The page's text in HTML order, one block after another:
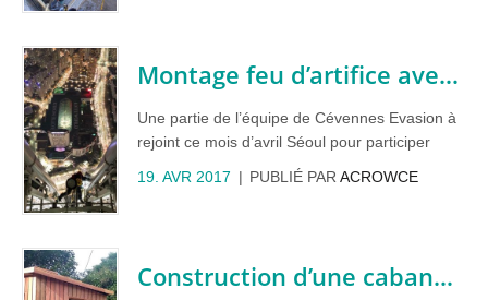
droit. Une réalisation de l’équipe Acrotravaux.Montage feu d’artifice avec Groupe F
Une partie de l’équipe de Cévennes Evasion à
rejoint ce mois d’avril Séoul pour participer
avec la compagnie Groupe F à l’inauguration
de la LOTTE WORLD TOWER. Celle ci culmine
la plus haute du monde), voici un nouveau
19. AVR 2017 PUBLIÉ PARACROWCE
Construction d’une cabane bois pour Florac plage